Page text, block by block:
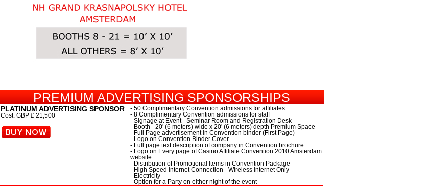
PREMIUM ADVERTISING SPONSORSHIPS
PLATINUM ADVERTISING SPONSOR
Cost: GBP £ 21,500
- 50 Complimentary Convention admissions for affiliates
- 8 Complimentary Convention admissions for staff
- Signage at Event - Seminar Room and Registration Desk
- Booth - 20' (6 meters) wide x 20' (6 meters) depth Premium Space
- Full Page advertisement in Convention binder (First Page)
- Logo on Convention Binder Cover
- Full page text description of company in Convention brochure
- Logo on Every page of Casino Affiliate Convention 2010 Amsterdam
website
- Distribution of Promotional Items in Convention Package
- High Speed Internet Connection - Wireless Internet Only
- Electricity
- Option for a Party on either night of the event